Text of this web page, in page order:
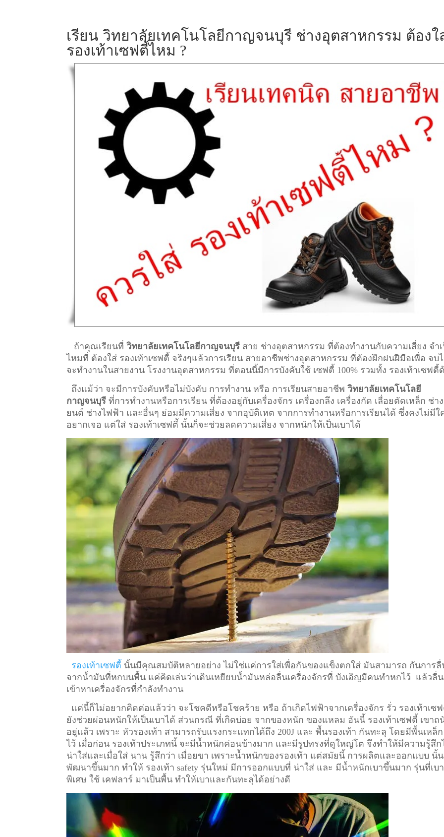
เรียน วิทยาลัยเทคโนโลยีกาญจนบุรี ช่างอุตสาหกรรม ต้องใ
รองเท้าเซฟตี้ไหม ?
ถ้าคุณเรียนที่วิทยาลัยเทคโนโลยีกาญจนบุรี สาย ช่างอุตสาหกรรม ที่ต้องทำงานกับความเสี่ยง จำ
ไหมที่ ต้องใส่ รองเท้าเซฟตี้ จริงๆแล้วการเรียน สายอาชีพช่างอุตสาหกรรมที่ต้องฝึกฝนฝีมือเพื่อ จบ
จะทำงานในสายงาน โรงงานอุตสาหกรรม ที่ตอนนี้มีการบังคับใช้ เซฟตี้ 100% รวมทั้ง รองเท้าเซฟตี้
ถึงแม้ว่า จะมีการบังคับหรือไม่บังคับ การทำงาน หรือ การเรียนสายอาชีพวิทยาลัยเทคโนโลยี
กาญจนบุรี ที่การทำงานหรือการเรียน ที่ต้องอยู่กับเครื่องจักร เครื่องกลึง เครื่องกัด เลื่อยตัดเหล็ก ช่าง
ยนต์ ช่างไฟฟ้า และอื่นๆ ย่อมมีความเสี่ยง จากอุบัติเหต จากการทำงานหรือการเรียนได้ ซึ่งคงไม่มีใ
อยากเจอ แต่ใส่ รองเท้าเซฟตี้ นั้นก็จะช่วยลดความเสี่ยง จากหนักให้เป็นเบาได้
รองเท้าเซฟตี้ นั้นมีคุณสมบัติหลายอย่าง ไม่ใช่แค่การใส่เพื่อกันของแข็งตกใส่ มันสามารถ กันการลื่
จากน้ำมันที่หกบนพื้น แค่คิดเล่นว่าเดินเหยียบน้ำมันหล่อลื่นเครื่องจักรที่ บังเอิญมีคนทำหกไว้ แล้วลื่น
เข้าหาเครื่องจักรที่กำลังทำงาน
แค่นี้ก็ไม่อยากคิดต่อแล้วว่า จะโชคดีหรือโชคร้าย หรือ ถ้าเกิดไฟฟ้าจากเครื่องจักร รั่ว รองเท้าเซ
ยังช่วยผ่อนหนักให้เป็นเบาได้ ส่วนกรณี ที่เกิดบ่อย จากของหนัก ของแหลม อันนี้ รองเท้าเซฟตี้ เขาถ
อยู่แล้ว เพราะ หัวรองเท้า สามารถรับแรงกระแทกได้ถึง 200J และ พื้นรองเท้า กันทะลุ โดยมีพื้นเหล็
ไว้ เมื่อก่อน รองเท้าประเภทนี้ จะมีน้ำหนักค่อนข้างมาก และมีรูปทรงที่ดูใหญ่โต จึงทำให้มีความรู้สึก
น่าใส่และเมื่อใส่ นาน รู้สึกว่า เมื่อยขา เพราะน้ำหนักของรองเท้า แต่สมัยนี้ การผลิตและออกแบบ นั้น
พัฒนาขึ้นมาก ทำให้ รองเท้า safety รุ่นใหม่ มีการออกแบบที่ น่าใส่ และ มีน้ำหนักเบาขึ้นมาก รุ่นที่เบา
พิเศษ ใช้ เคฟลาร์ มาเป็นพื้น ทำให้เบาและกันทะลุได้อย่างดี